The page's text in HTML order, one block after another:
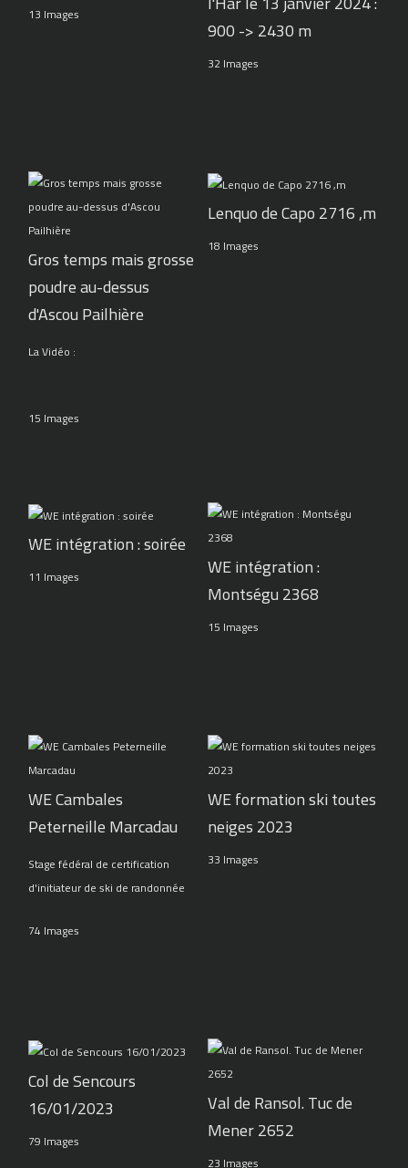
13 Images
900 -> 2430 m
32 Images
Gros temps mais grosse
poudre au-dessus
d'Ascou Pailhière
La Vidéo :
15 Images
Lenquo de Capo 2716 ,m
18 Images
WE intégration : soirée
11 Images
WE intégration :
Montségu 2368
15 Images
WE Cambales
Peterneille Marcadau
Stage fédéral de certification
d'initiateur de ski de randonnée
74 Images
WE formation ski toutes
neiges 2023
33 Images
Col de Sencours
16/01/2023
79 Images
Val de Ransol. Tuc de
Mener 2652
23 Images